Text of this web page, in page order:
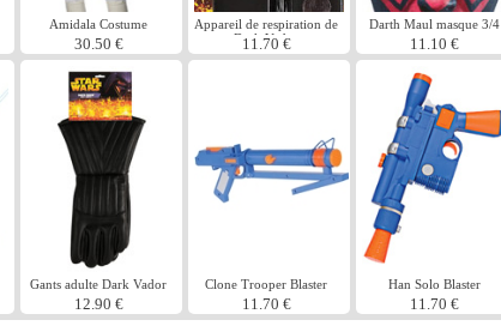
Amidala Costume
30.50 €
Appareil de respiration de
Dark Vador
11.70 €
Darth Maul masque 3/4
11.10 €
Gants adulte Dark Vador
12.90 €
Clone Trooper Blaster
11.70 €
Han Solo Blaster
11.70 €